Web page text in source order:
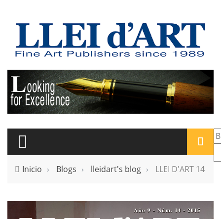
Inicio › Blogs › lleidart's blog › LLEI D'ART 14